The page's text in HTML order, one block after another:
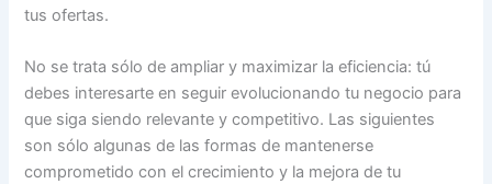
tus ofertas.
No se trata sólo de ampliar y maximizar la eficiencia: tú
debes interesarte en seguir evolucionando tu negocio para
que siga siendo relevante y competitivo. Las siguientes
son sólo algunas de las formas de mantenerse
comprometido con el crecimiento y la mejora de tu